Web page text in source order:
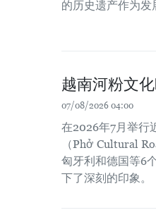
的历史遗产作为发
越南河粉文
07/08/2026 04:00
在2026年7月举行
（Phở Cultural
匈牙利和德国等6
下了深刻的印象。